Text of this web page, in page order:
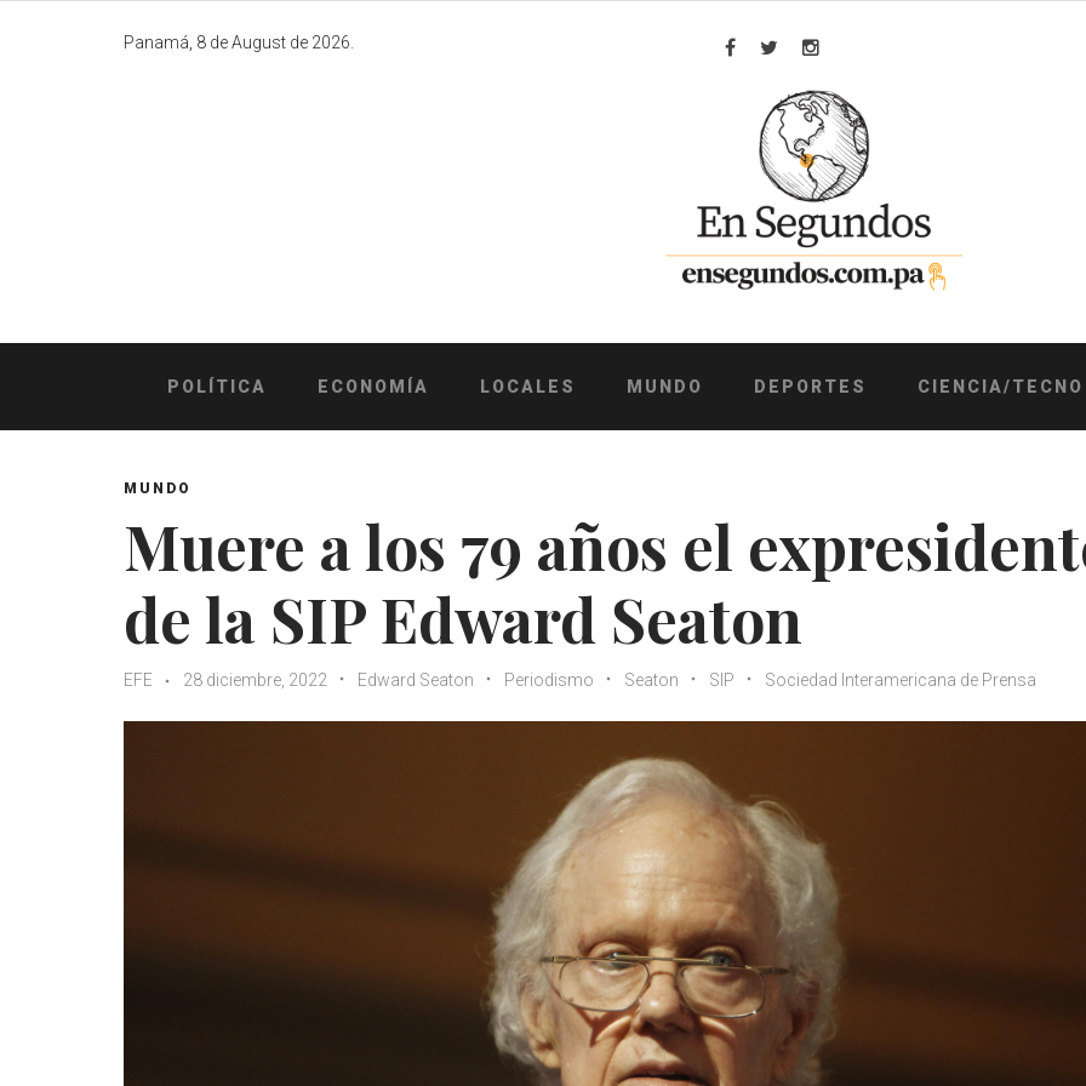
Panamá, 8 de August de 2026.
Facebook
TwitterInstagram
POLÍTICA ECONOMÍA LOCALES MUNDO DEPORTES CIENCIA/TECNO
MUNDO
Muere a los 79 años el
de la SIP Edward Seaton
EFE 28 diciembre, 2022 Edward Seaton Periodismo Seaton SIP Sociedad Interamericana de Prensa